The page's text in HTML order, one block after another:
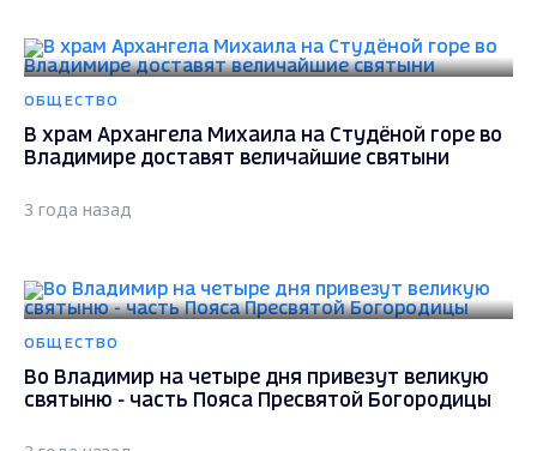
ОБЩЕСТВО
В храм Архангела Михаила на Студёной горе во
Владимире доставят величайшие святыни
3 года назад
ОБЩЕСТВО
Во Владимир на четыре дня привезут великую
святыню - часть Пояса Пресвятой Богородицы